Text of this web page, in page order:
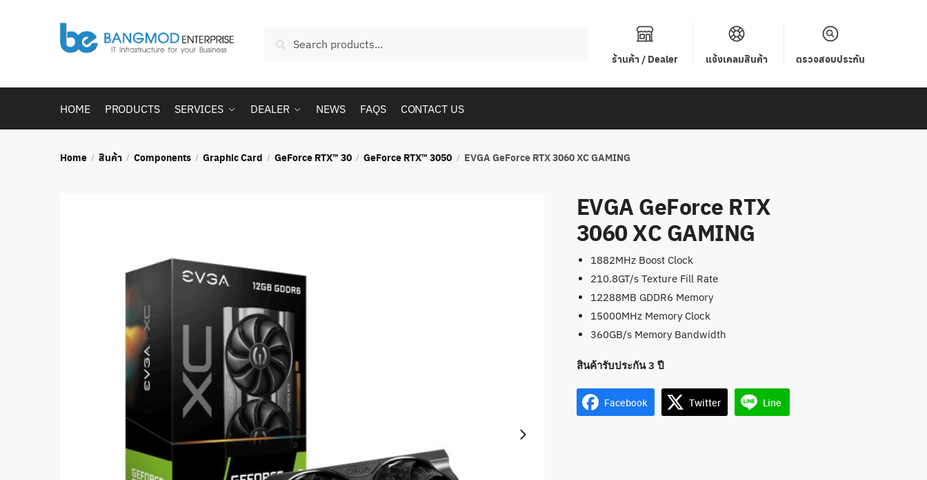
for:
Search
ร้านค้า / Dealer แจ้งเคลมสินค้า ตรวจสอบประกัน
HOME PRODUCTS SERVICES DEALER NEWS FAQS CONTACT US
Home / สินค้า / Components / Graphic Card / GeForce RTX™ 30 / GeForce RTX™ 3050 / EVGA GeForce RTX 3060 XC GAMING
EVGA GeForce RTX
3060 XC GAMING
1882MHz Boost Clock
210.8GT/s Texture Fill Rate
12288MB GDDR6 Memory
15000MHz Memory Clock
360GB/s Memory Bandwidth
สินค้ารับประกัน 3 ปี
Facebook Twitter Line